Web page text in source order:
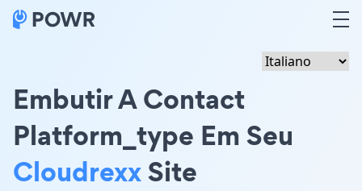
Embutir A Contact
Platform_type Em Seu
CloudrexxSite